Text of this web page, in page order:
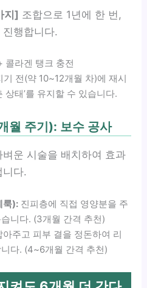
지] 조합으로 1년에 한 번,
행합니다.
콜라겐 탱크 충전
기 전(약 10~12개월 차)에 재시
상태’를 유지할 수 있습니다.
월 주기): 보수 공사
운 시술을 배치하여 효과
니다.
룩): 진피층에 직접 영양분을 주
니다. (3개월 간격 추천)
아주고 피부 결을 정돈하여 리
다. (4~6개월 간격 추천)